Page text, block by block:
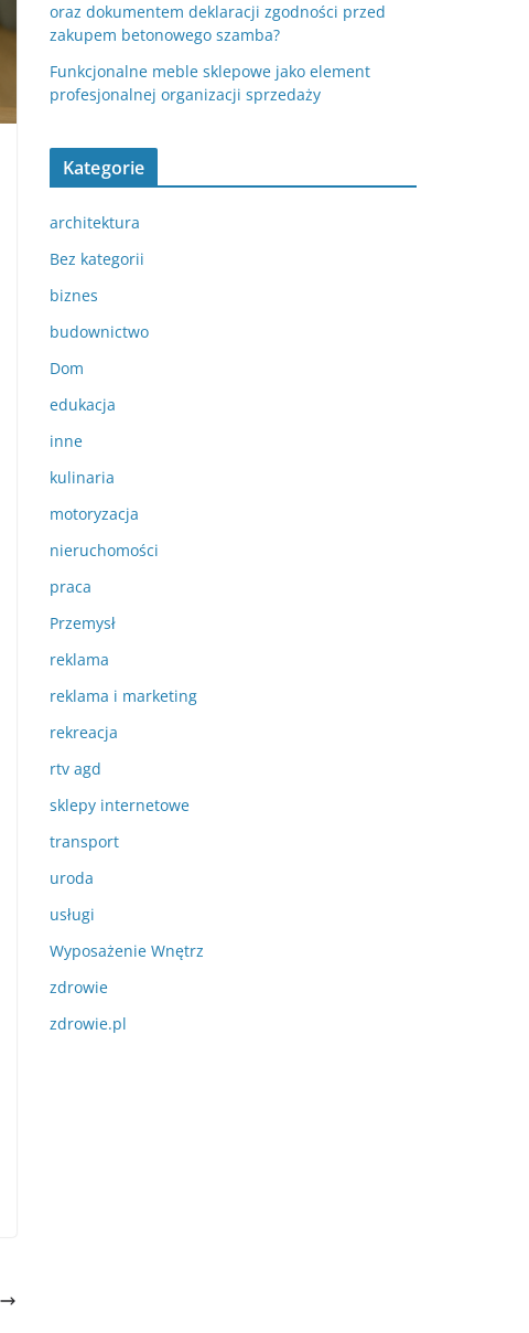
oraz dokumentem deklaracji zgodności przed
zakupem betonowego szamba?
Funkcjonalne meble sklepowe jako element
profesjonalnej organizacji sprzedaży
Kategorie
architektura
Bez kategorii
biznes
budownictwo
Dom
edukacja
inne
kulinaria
motoryzacja
nieruchomości
praca
Przemysł
reklama
reklama i marketing
rekreacja
rtv agd
sklepy internetowe
transport
uroda
usługi
Wyposażenie Wnętrz
zdrowie
zdrowie.pl